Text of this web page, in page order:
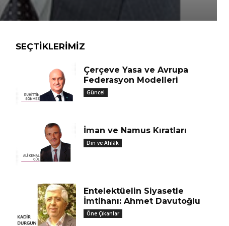
SEÇTIKLERIMIZ
Çerçeve Yasa ve Avrupa
Federasyon Modelleri
Güncel
İman ve Namus Kıratları
Din ve Ahlâk
Entelektüelin Siyasetle
İmtihanı: Ahmet Davutoğlu
Öne Çıkanlar